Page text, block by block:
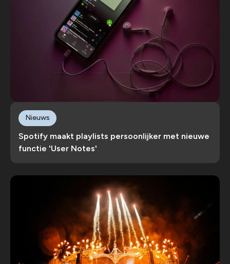
Spotify maakt playlists persoonlijker met nieuwe
functie 'User Notes'
Nieuws